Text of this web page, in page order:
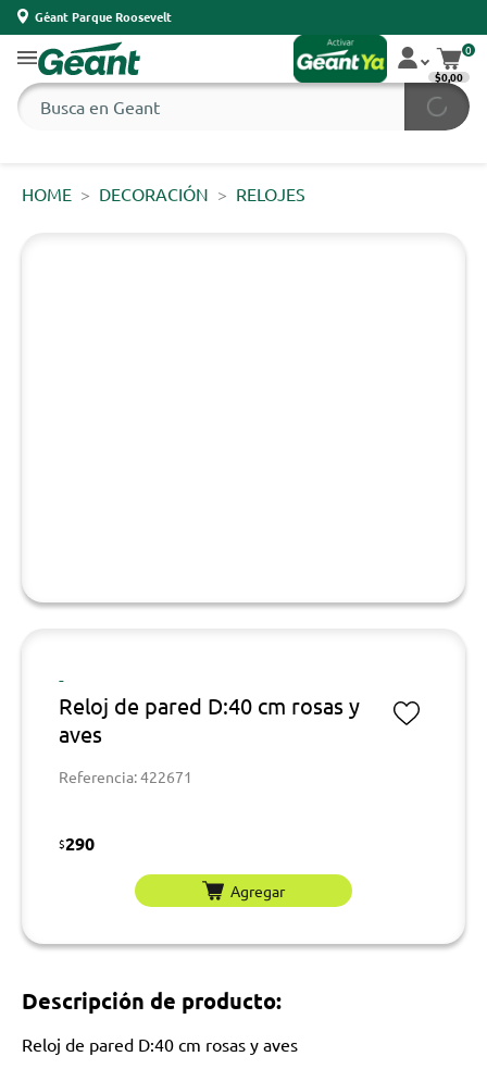
Géant Parque Roosevelt
0
$0,00
HOME DECORACIÓN RELOJES
-
Reloj de pared D:40 cm rosas y
aves
Referencia: 422671
$290
Agregar
Descripción de producto:
Reloj de pared D:40 cm rosas y aves